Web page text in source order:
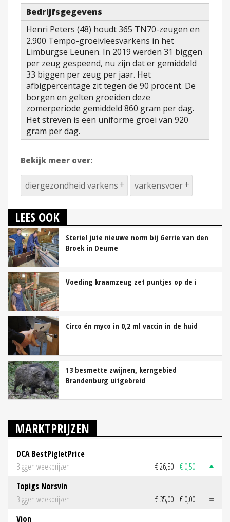
Bedrijfsgegevens
Henri Peters (48) houdt 365 TN70-zeugen en
2.900 Tempo-groeivleesvarkens in het
Limburgse Leunen. In 2019 werden 31 biggen
per zeug gespeend, nu zijn dat er gemiddeld
33 biggen per zeug per jaar. Het
afbigpercentage zit tegen de 90 procent. De
borgen en gelten groeiden deze
zomerperiode gemiddeld 860 gram per dag.
Het streven is een uniforme groei van 920
gram per dag.
Bekijk meer over:
diergezondheid varkens varkensvoer
LEES OOK
Steriel jute nieuwe norm bij Gerrie van den
Broek in Deurne
Voeding kraamzeug zet puntjes op de i
Circo én myco in 0,2 ml vaccin in de huid
13 besmette zwijnen, kerngebied
Brandenburg uitgebreid
MARKTPRIJZEN
DCA BestPigletPrice
Biggen weekprijzen
€ 26,50 € 0,50
Topigs Norsvin
Biggen weekprijzen
€ 35,00 € 0,00
Vion